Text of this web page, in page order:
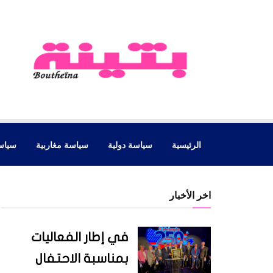
الرئيسية سياسة دولية سياسة مغاربية
اخر الأخبار
في إطار الفعاليات
بمناسبة الاحتفال